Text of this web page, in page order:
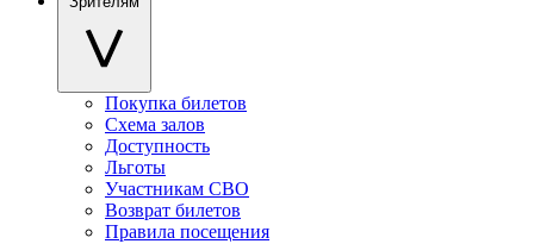
Покупка билетов
Схема залов
Доступность
Льготы
Участникам СВО
Возврат билетов
Правила посещения